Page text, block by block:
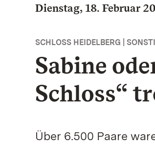
Dienstag, 18. Februar
SCHLOSS HEIDELBERG |
Sabine
Schloss“
Über 6.500 Paare